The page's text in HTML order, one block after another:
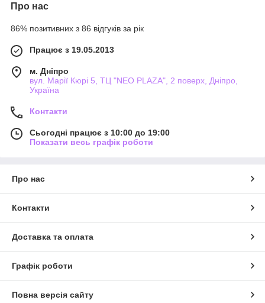
Про нас
86% позитивних з 86 відгуків за рік
Працює з 19.05.2013
м. Дніпро
вул. Марії Кюрі 5, ТЦ "NEO PLAZA", 2 поверх, Дніпро,
Україна
Контакти
Сьогодні працює з 10:00 до 19:00
Показати весь графік роботи
Про нас
Контакти
Доставка та оплата
Графік роботи
Повна версія сайту